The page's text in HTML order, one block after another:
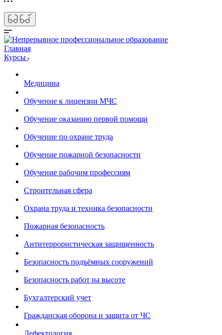
Главная
Курсы
Медицина
Обучение к лицензии МЧС
Обучение оказанию первой помощи
Обучение по охране труда
Обучение пожарной безопасности
Обучение рабочим профессиям
Строительная сфера
Охрана труда и техника безопасности
Пожарная безопасность
Антитеррористическая защищенность
Безопасность подъёмных сооружений
Безопасность работ на высоте
Бухгалтерский учет
Гражданская оборона и защита от ЧС
Дефектология